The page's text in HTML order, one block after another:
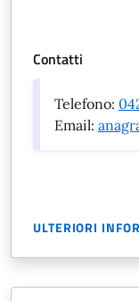
Contatti
Telefono:
Email:
ULTERIORI